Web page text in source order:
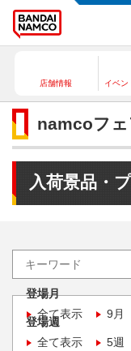
店舗情報 イベン
namcoフ
入荷景品・
登場月
全て表示
9月
登場週
全て表示
5週